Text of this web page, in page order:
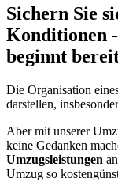
Sichern Sie
Konditionen
beginnt
Die Organisation
darstellen,
Aber mit unserer
keine Gedanken
Umzugsleistungen
Umzug so